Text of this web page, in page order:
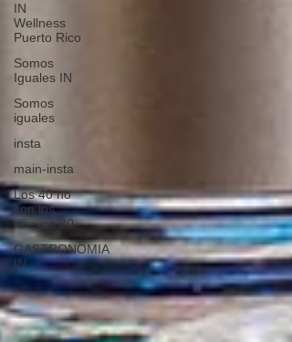
IN
Wellness
Puerto Rico
Somos
Iguales IN
Somos
iguales
insta
main-insta
Los 40 no
son los
nuevos 30
GASTRONOMIA
IN